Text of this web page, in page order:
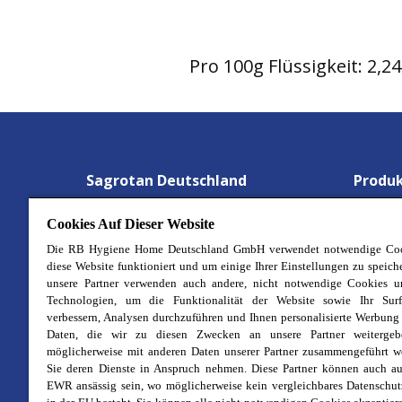
Pro 100g Flüssigkeit:
Sagrotan Deutschland
Gesund Detektive
Aktionen
Über uns
Stellenangebote
Kontakt
Impressum
Cookie-Richtlinie
Cookies Auf Dieser Website
Die RB Hygiene Home Deutschland GmbH verwendet notwendige
diese Website funktioniert und um einige Ihrer Einstellungen zu
unsere Partner verwenden auch andere, nicht notwendige Cookies
Technologien, um die Funktionalität der Website sowie Ihr
verbessern, Analysen durchzuführen und Ihnen personalisierte
Daten, die wir zu diesen Zwecken an unsere Partner
möglicherweise mit anderen Daten unserer Partner zusammengeführt
Sie deren Dienste in Anspruch nehmen. Diese Partner können auch
EWR ansässig sein, wo möglicherweise kein vergleichbares